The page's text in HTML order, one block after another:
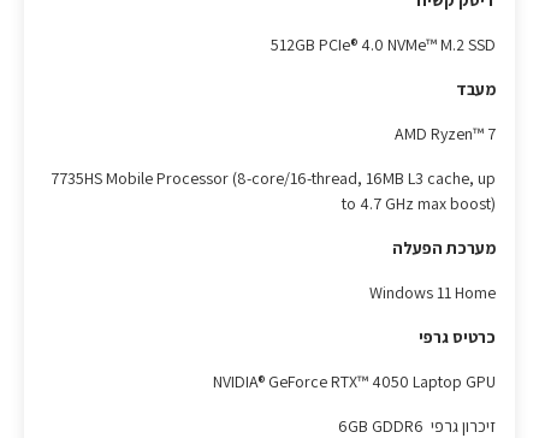
512GB PCIe® 4.0 NVMe™ M.2 SSD
מעבד
AMD Ryzen™ 7
7735HS Mobile Processor (8-core/16-thread, 16MB L3 cache, up
to 4.7 GHz max boost)
מערכת הפעלה
Windows 11 Home
כרטיס גרפי
NVIDIA® GeForce RTX™ 4050 Laptop GPU
זיכרון גרפי 6GB GDDR6